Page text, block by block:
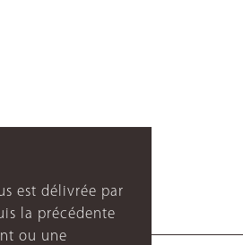
est délivrée par
la précédente
ou une